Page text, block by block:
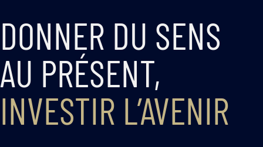
DONNER DU SENS
AU PRÉSENT,
INVESTIR L’AVENIR